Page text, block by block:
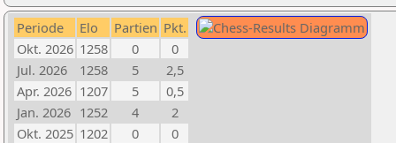
Periode Elo Partien Pkt.
Okt. 2026 1258 0
0
Jul. 2026
1258 5
2,5
Apr. 2026 1207 5
0,5
Jan. 2026 1252 4
2
Okt. 2025 1202 0
0